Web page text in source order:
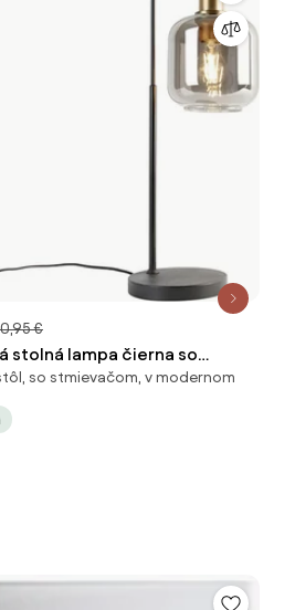
€
stolná lampa čierna so
sklom - Zuzanna
so stmievačom, v modernom